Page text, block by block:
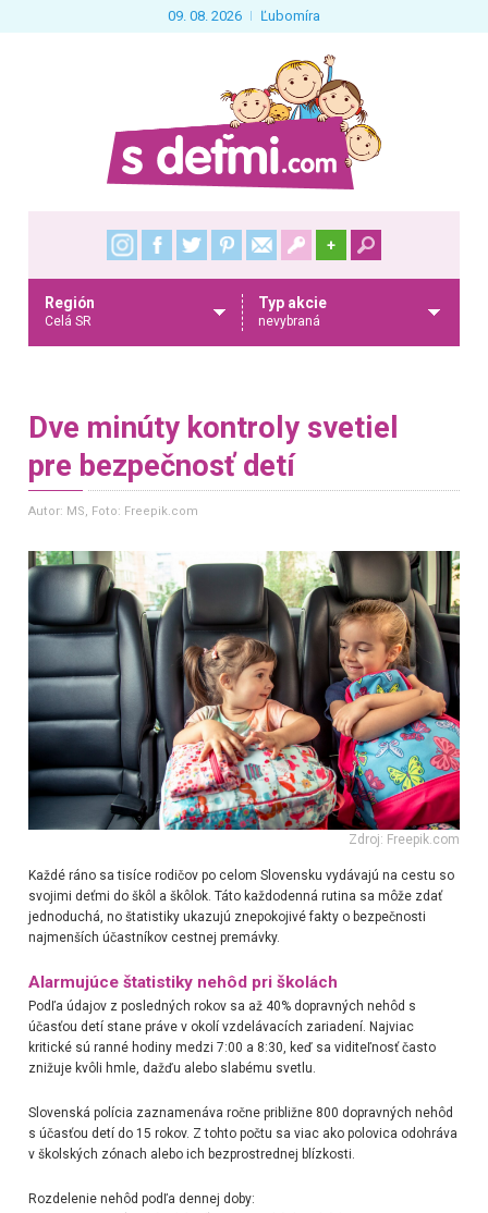
09. 08. 2026 Ľubomíra
+
Región
Celá SR
Typ akcie
nevybraná
Dve minúty kontroly svetiel
pre bezpečnosť detí
Autor: MS, Foto: Freepik.com
Zdroj: Freepik.com
Každé ráno sa tisíce rodičov po celom Slovensku vydávajú na cestu so
svojimi deťmi do škôl a škôlok. Táto každodenná rutina sa môže zdať
jednoduchá, no štatistiky ukazujú znepokojivé fakty o bezpečnosti
najmenších účastníkov cestnej premávky.
Alarmujúce štatistiky nehôd pri školách
Podľa údajov z posledných rokov sa až 40% dopravných nehôd s
účasťou detí stane práve v okolí vzdelávacích zariadení. Najviac
kritické sú ranné hodiny medzi 7:00 a 8:30, keď sa viditeľnosť často
znižuje kvôli hmle, dažďu alebo slabému svetlu.
Slovenská polícia zaznamenáva ročne približne 800 dopravných nehôd
s účasťou detí do 15 rokov. Z tohto počtu sa viac ako polovica odohráva
v školských zónach alebo ich bezprostrednej blízkosti.
Rozdelenie nehôd podľa dennej doby: